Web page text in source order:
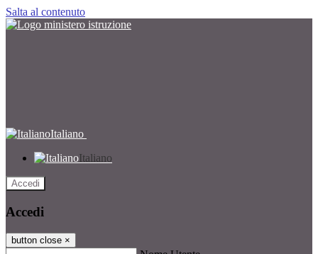
Salta al contenuto
Italiano
Italiano
Accedi
Accedi
button close ×